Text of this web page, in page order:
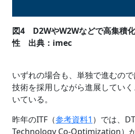
図4 D2WやW2Wなどで高集積
性 出典：imec
いずれの場合も、単独で進むの
技術を採用しながら進展してい
いている。
昨年のITF（参考資料1 ）では、
Technology Co-Optimization）